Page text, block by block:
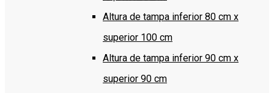
Altura de tampa inferior 80 cm x
superior 100 cm
Altura de tampa inferior 90 cm x
superior 90 cm